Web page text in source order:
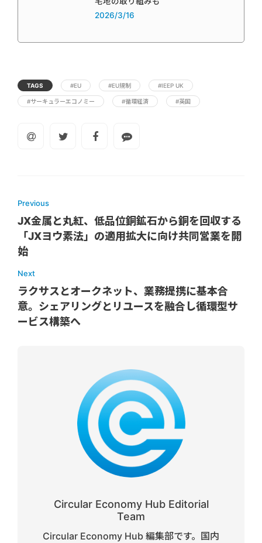
2026/3/16
TAGS #EU #EU規制 #IEEP UK
#サーキュラーエコノミー #循環経済 #英国
Previous
JX金属と丸紅、低品位銅鉱石から銅を回収する
「JXヨウ素法」の適用拡大に向け共同営業を開
始
Next
ラクサスとオークネット、業務提携に基本合
意。シェアリングとリユースを融合し循環型サ
ービス構築へ
Circular Economy Hub Editorial
Team
Circular Economy Hub 編集部です。国内